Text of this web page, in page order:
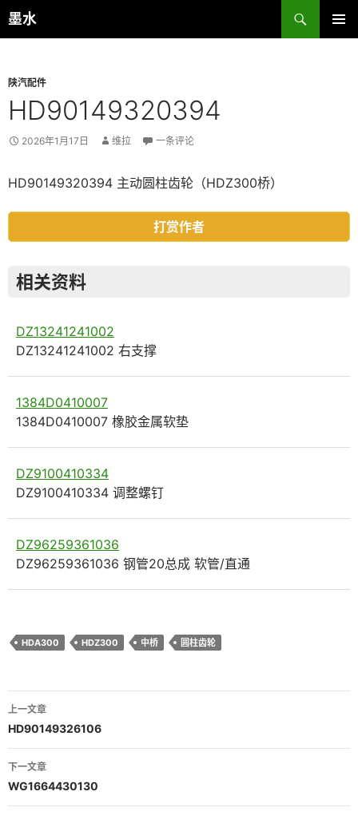
跳
至
墨水
搜
索
陕汽配件
HD90149320394
2026年1月17日 维拉 一条评论
HD90149320394 主动圆柱齿轮（HDZ300桥）
打赏作者
相关资料
DZ13241241002
DZ13241241002 右支撑
1384D0410007
1384D0410007 橡胶金属软垫
DZ9100410334
DZ9100410334 调整螺钉
DZ96259361036
DZ96259361036 钢管20总成 软管/直通
HDA300 HDZ300 中桥 圆柱齿轮
文
章
导
航
上一文章
HD90149326106
下一文章
WG1664430130